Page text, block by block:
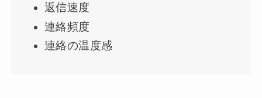
返信速度
連絡頻度
連絡の温度感